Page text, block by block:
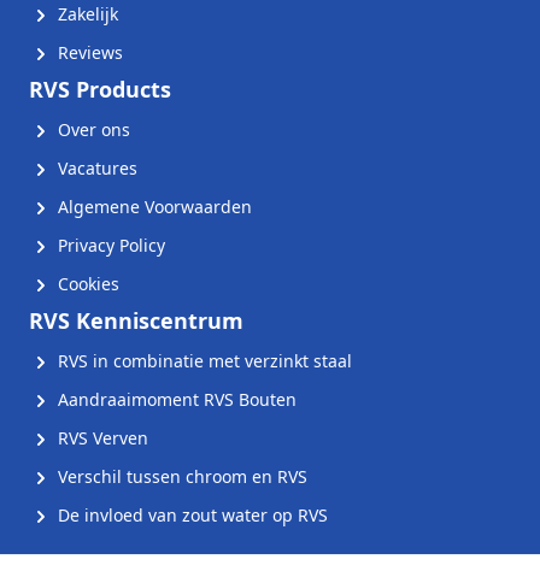
Zakelijk
Reviews
RVS Products
Over ons
Vacatures
Algemene Voorwaarden
Privacy Policy
Cookies
RVS Kenniscentrum
RVS in combinatie met verzinkt staal
Aandraaimoment RVS Bouten
RVS Verven
Verschil tussen chroom en RVS
De invloed van zout water op RVS